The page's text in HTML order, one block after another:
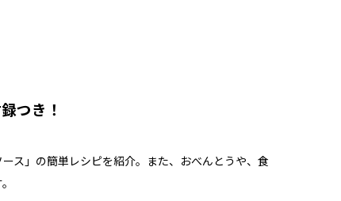
つき！
ス」の簡単レシピを紹介。また、おべんとうや、食